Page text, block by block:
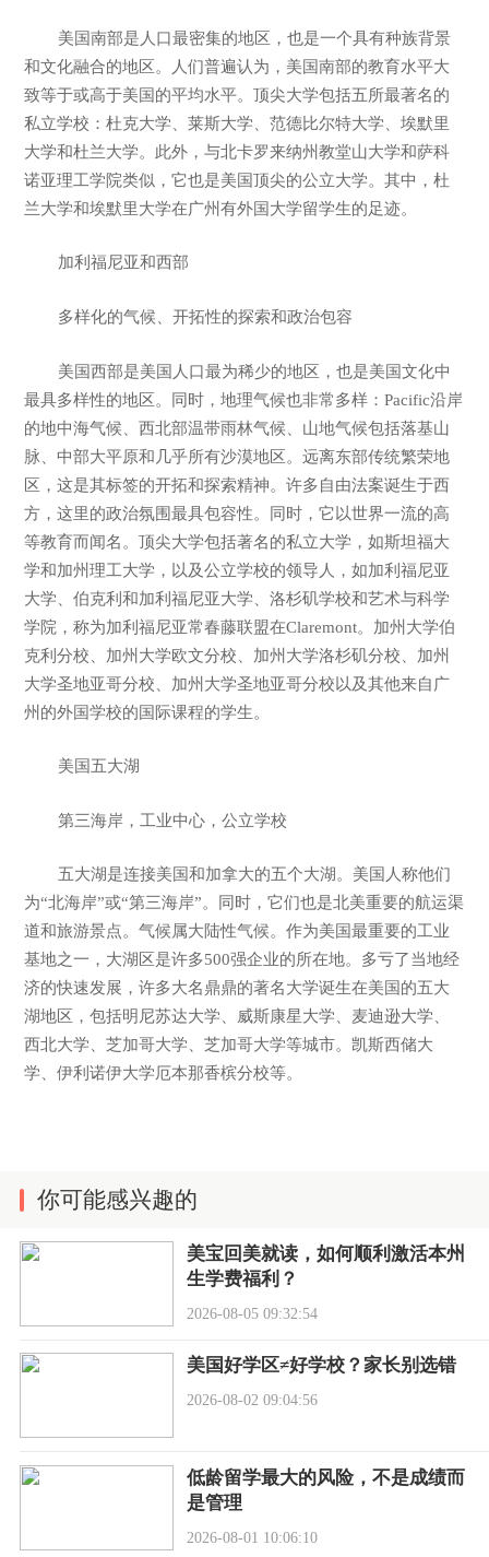
美国南部是人口最密集的地区，也是一个具有种族背景
和文化融合的地区。人们普遍认为，美国南部的教育水平大
致等于或高于美国的平均水平。顶尖大学包括五所最著名的
私立学校：杜克大学、莱斯大学、范德比尔特大学、埃默里
大学和杜兰大学。此外，与北卡罗来纳州教堂山大学和萨科
诺亚理工学院类似，它也是美国顶尖的公立大学。其中，杜
兰大学和埃默里大学在广州有外国大学留学生的足迹。
加利福尼亚和西部
多样化的气候、开拓性的探索和政治包容
美国西部是美国人口最为稀少的地区，也是美国文化中
最具多样性的地区。同时，地理气候也非常多样：Pacific沿岸
的地中海气候、西北部温带雨林气候、山地气候包括落基山
脉、中部大平原和几乎所有沙漠地区。远离东部传统繁荣地
区，这是其标签的开拓和探索精神。许多自由法案诞生于西
方，这里的政治氛围最具包容性。同时，它以世界一流的高
等教育而闻名。顶尖大学包括著名的私立大学，如斯坦福大
学和加州理工大学，以及公立学校的领导人，如加利福尼亚
大学、伯克利和加利福尼亚大学、洛杉矶学校和艺术与科学
学院，称为加利福尼亚常春藤联盟在Claremont。加州大学伯
克利分校、加州大学欧文分校、加州大学洛杉矶分校、加州
大学圣地亚哥分校、加州大学圣地亚哥分校以及其他来自广
州的外国学校的国际课程的学生。
美国五大湖
第三海岸，工业中心，公立学校
五大湖是连接美国和加拿大的五个大湖。美国人称他们
为“北海岸”或“第三海岸”。同时，它们也是北美重要的航运渠
道和旅游景点。气候属大陆性气候。作为美国最重要的工业
基地之一，大湖区是许多500强企业的所在地。多亏了当地经
济的快速发展，许多大名鼎鼎的著名大学诞生在美国的五大
湖地区，包括明尼苏达大学、威斯康星大学、麦迪逊大学、
西北大学、芝加哥大学、芝加哥大学等城市。凯斯西储大
学、伊利诺伊大学厄本那香槟分校等。
你可能感兴趣的
美宝回美就读，如何顺利激活本州
生学费福利？
2026-08-05 09:32:54
美国好学区≠好学校？家长别选错
2026-08-02 09:04:56
低龄留学最大的风险，不是成绩而
是管理
2026-08-01 10:06:10